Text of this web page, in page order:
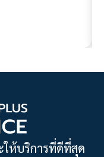
ให้บริการที่ดีที่สุด